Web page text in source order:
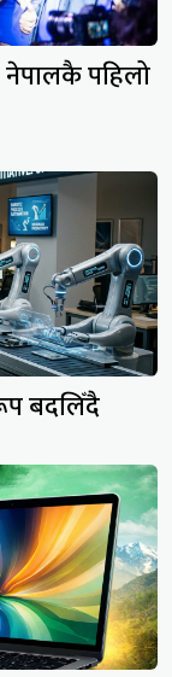
नेपालकै पहिलो
बदलिँदै